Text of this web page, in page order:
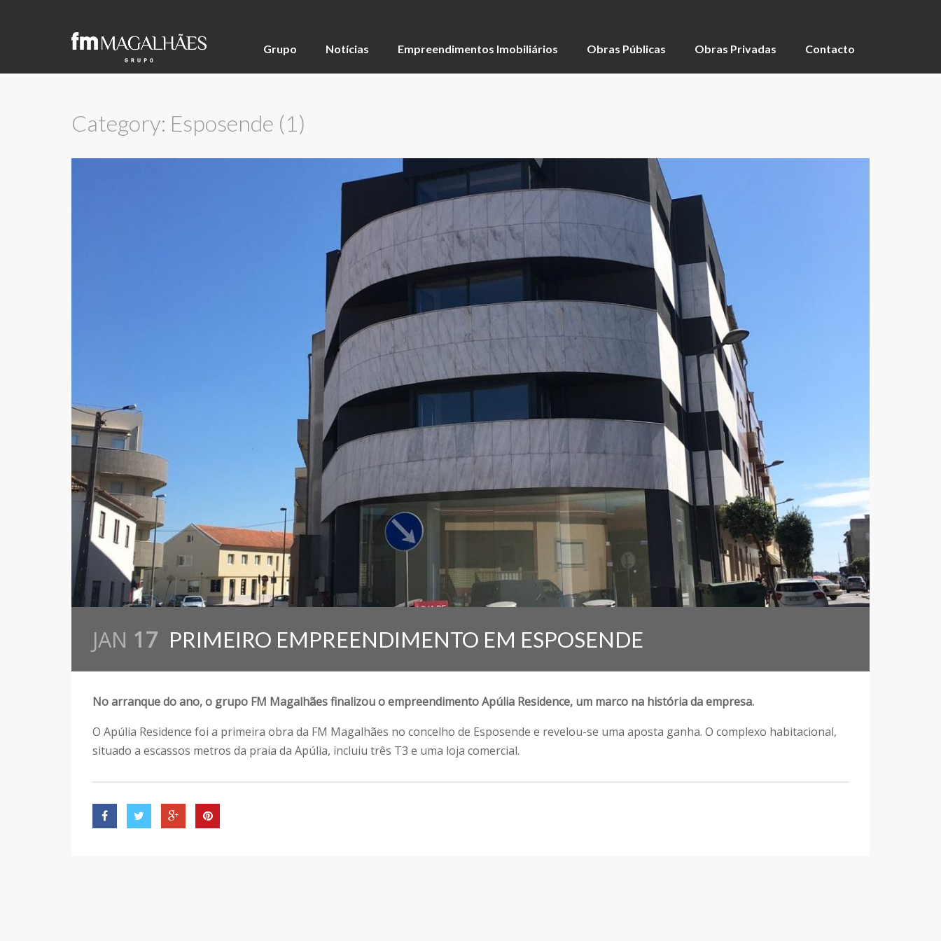
Grupo Notícias Empreendimentos Imobiliários Obras Públicas Obras Privadas Contacto
Category: Esposende (1)
JAN 17 PRIMEIRO EMPREENDIMENTO EM ESPOSENDE
No arranque do ano, o grupo FM Magalhães finalizou o empreendimento Apúlia Residence, um marco na história da empresa.
O Apúlia Residence foi a primeira obra da FM Magalhães no concelho de Esposende e revelou-se uma aposta ganha. O complexo habitacional,
situado a escassos metros da praia da Apúlia, incluiu três T3 e uma loja comercial.